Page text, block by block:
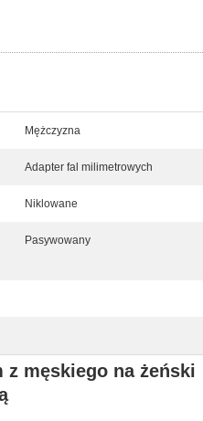
Mężczyzna
Adapter fal milimetrowych
Niklowane
Pasywowany
z męskiego na żeński